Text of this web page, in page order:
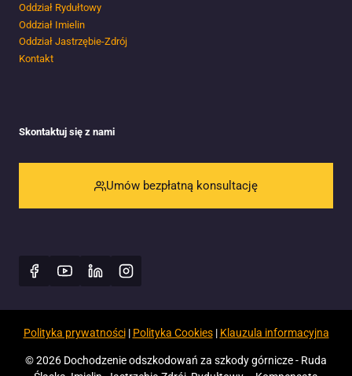
Oddział Rydułtowy
Oddział Imielin
Oddział Jastrzębie-Zdrój
Kontakt
Skontaktuj się z nami
Umów bezpłatną konsultację
Polityka prywatności| Polityka Cookies| Klauzula informacyjna
© 2026 Dochodzenie odszkodowań za szkody górnicze - Ruda